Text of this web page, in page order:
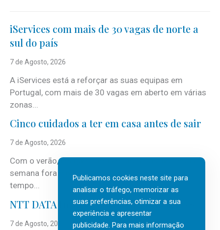
iServices com mais de 30 vagas de norte a
sul do país
7 de Agosto, 2026
A iServices está a reforçar as suas equipas em
Portugal, com mais de 30 vagas em aberto em várias
zonas...
Cinco cuidados a ter em casa antes de sair
7 de Agosto, 2026
Com o verão, chegam também as férias, os fins-de-
semana fora e os dias em que a casa fica mais
tempo...
NTT DATA Insurtech Global Outlook 2026
7 de Agosto, 2026
Publicamos cookies neste site para
analisar o tráfego, memorizar as
suas preferências, otimizar a sua
experiência e apresentar
publicidade. Para mais informação